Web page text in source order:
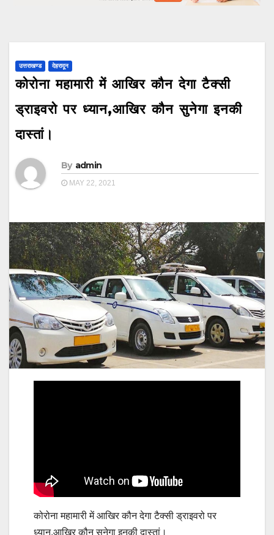
उत्तराखण्ड देहरादून
कोरोना महामारी में आखिर कौन देगा टैक्सी
ड्राइवरो पर ध्यान,आखिर कौन सुनेगा इनकी
दास्तां।
By admin
MAY 22, 2021
कोरोना महामारी में आखिर कौन देगा टैक्सी ड्राइवरो पर
ध्यान,आखिर कौन सुनेगा इनकी दास्तां।